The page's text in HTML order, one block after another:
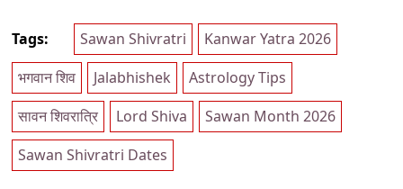
Tags: Sawan Shivratri
Kanwar Yatra 2026
भगवान शिव
Jalabhishek
Astrology Tips
सावन शिवरात्रि
Lord Shiva
Sawan Month 2026
Sawan Shivratri Dates